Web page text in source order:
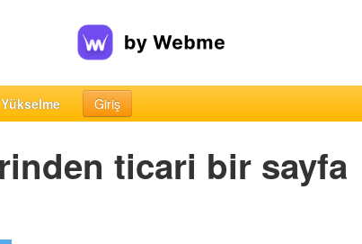
Giriş
ticari bir sayfa